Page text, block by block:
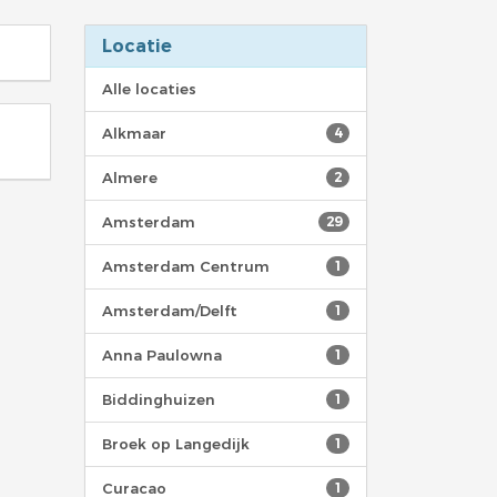
Locatie
Alle locaties
4
Alkmaar
2
Almere
29
Amsterdam
1
Amsterdam Centrum
1
Amsterdam/Delft
1
Anna Paulowna
1
Biddinghuizen
1
Broek op Langedijk
1
Curacao